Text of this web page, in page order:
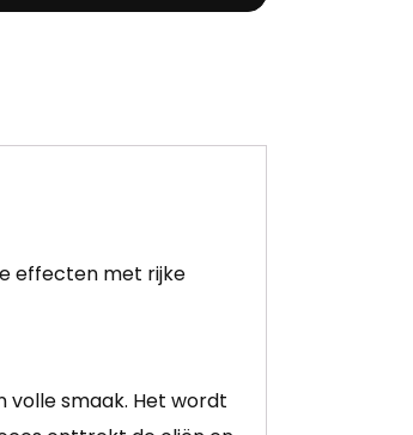
effecten met rijke
volle smaak. Het wordt